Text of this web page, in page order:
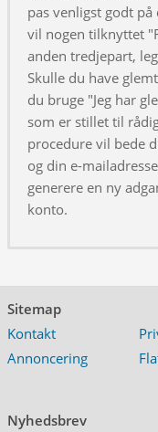
pas venligst godt
vil nogen tilknyttet
anden tredjepart,
Skulle du have
du bruge "Jeg har
som er stillet til
procedure vil bede
og din e-
generere en ny
konto.
Sitemap
Kontakt
Annoncering
Nyhedsbrev